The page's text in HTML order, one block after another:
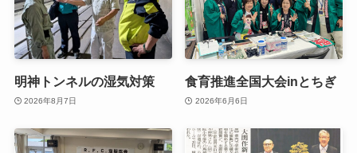
明神トンネルの湿気対策
2026年8月7日
食育推進全国大会inとちぎ
2026年6月6日